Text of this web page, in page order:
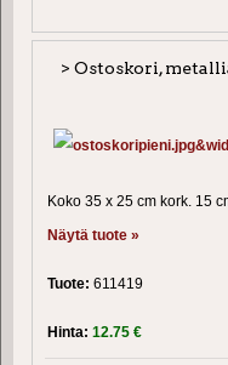
> Ostoskori,
Koko 35 x 25 cm kork. 15
Näytä tuote »
Tuote: 611419
Hinta: 12.75 €